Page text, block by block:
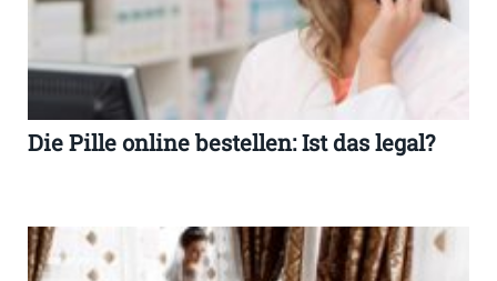
Die Pille online bestellen: Ist das legal?